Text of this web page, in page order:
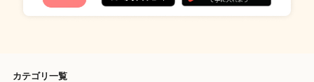
カテゴリ一覧